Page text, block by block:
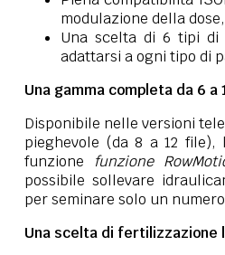
modulazione della
Una scelta di 6 tipi
adattarsi a ogni tipo di
Una gamma completa da 6 a
Disponibile nelle versioni
pieghevole (da 8 a 12 file),
funzione funzione
possibile sollevare
per seminare solo un
Una scelta di fertilizzazione